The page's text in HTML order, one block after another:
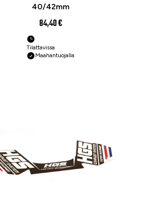
40/42mm
84,40 €
Tilattavissa
Maahantuojalla